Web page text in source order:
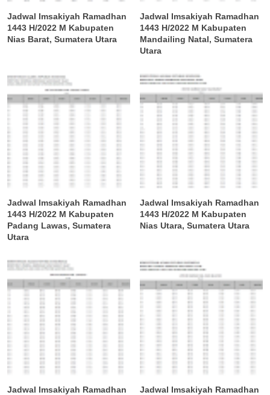
Jadwal Imsakiyah Ramadhan
1443 H/2022 M Kabupaten
Nias Barat, Sumatera Utara
Jadwal Imsakiyah Ramadhan
1443 H/2022 M Kabupaten
Mandailing Natal, Sumatera
Utara
Jadwal Imsakiyah Ramadhan
1443 H/2022 M Kabupaten
Padang Lawas, Sumatera
Utara
Jadwal Imsakiyah Ramadhan
1443 H/2022 M Kabupaten
Nias Utara, Sumatera Utara
Jadwal Imsakiyah Ramadhan
Jadwal Imsakiyah Ramadhan